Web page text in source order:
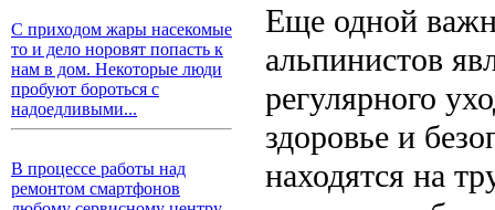
С приходом жары насекомые
то и дело норовят попасть к
нам в дом. Некоторые люди
пробуют бороться с
надоедливыми...
В процессе работы над
ремонтом смартфонов
Еще одной
альпинистов
регулярного
здоровье и
находятся на